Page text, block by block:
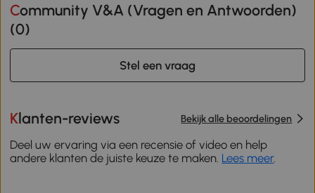
Community V&A (Vragen en Antwoorden)
(0)
Stel een vraag
Klanten-reviews Bekijk alle beoordelingen
Deel uw ervaring via een recensie of video en help
andere klanten de juiste keuze te maken. Lees meer.